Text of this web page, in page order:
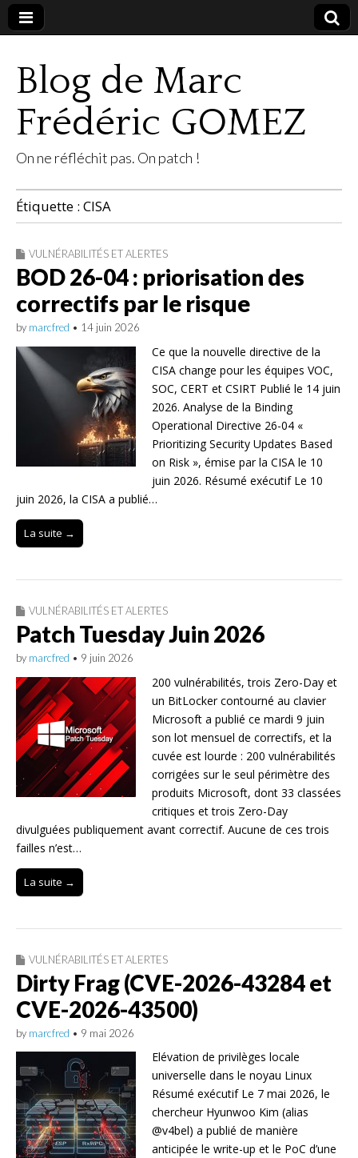
Blog de Marc
Frédéric GOMEZ
On ne réfléchit pas. On patch !
Étiquette : CISA
VULNÉRABILITÉS ET ALERTES
BOD 26-04 : priorisation des
correctifs par le risque
by marcfred • 14 juin 2026
Ce que la nouvelle directive de la
CISA change pour les équipes VOC,
SOC, CERT et CSIRT Publié le 14 juin
2026. Analyse de la Binding
Operational Directive 26-04 «
Prioritizing Security Updates Based
on Risk », émise par la CISA le 10
juin 2026. Résumé exécutif Le 10
juin 2026, la CISA a publié…
La suite →
VULNÉRABILITÉS ET ALERTES
Patch Tuesday Juin 2026
by marcfred • 9 juin 2026
200 vulnérabilités, trois Zero-Day et
un BitLocker contourné au clavier
Microsoft a publié ce mardi 9 juin
son lot mensuel de correctifs, et la
cuvée est lourde : 200 vulnérabilités
corrigées sur le seul périmètre des
produits Microsoft, dont 33 classées
critiques et trois Zero-Day
divulguées publiquement avant correctif. Aucune de ces trois
failles n’est…
La suite →
VULNÉRABILITÉS ET ALERTES
Dirty Frag (CVE-2026-43284 et
CVE-2026-43500)
by marcfred • 9 mai 2026
Elévation de privilèges locale
universelle dans le noyau Linux
Résumé exécutif Le 7 mai 2026, le
chercheur Hyunwoo Kim (alias
@v4bel) a publié de manière
anticipée le write-up et le PoC d’une